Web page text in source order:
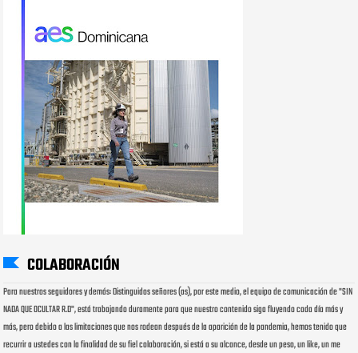
COLABORACIÓN
Para nuestros seguidores y demás: Distinguidos señores (as), por este medio, el equipo de comunicación de "SIN
NADA QUE OCULTAR R.D", está trabajando duramente para que nuestro contenido siga fluyendo cada día más y
más, pero debido a las limitaciones que nos rodean después de la aparición de la pandemia, hemos tenido que
recurrir a ustedes con la finalidad de su fiel colaboración, si está a su alcance, desde un peso, un like, un me